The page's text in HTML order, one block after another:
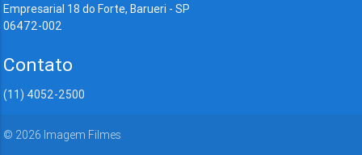
Empresarial 18 do Forte, Barueri - SP
06472-002
Contato
(11) 4052-2500
© 2026 Imagem Filmes